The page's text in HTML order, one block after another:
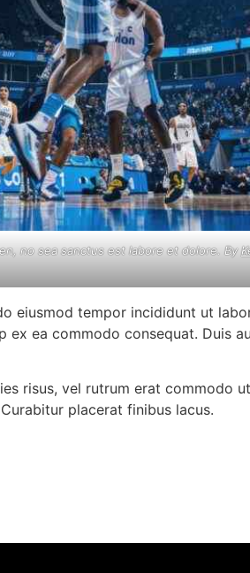
no sea sanctus est labore et dolore. By
eiusmod tempor incididunt ut
ea commodo consequat. Duis
risus, vel rutrum erat commodo
placerat finibus lacus.